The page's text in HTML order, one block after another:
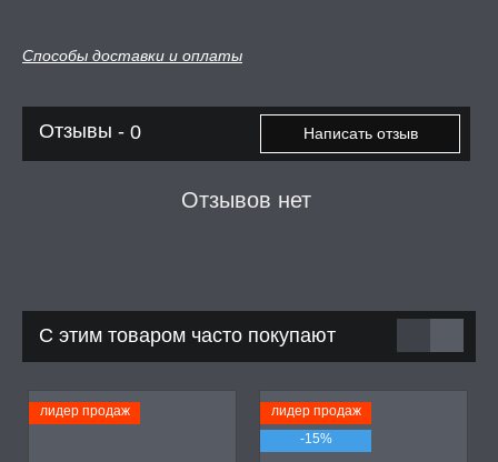
Способы доставки и оплаты
Отзывы - 0 Написать отзыв
Отзывов нет
С этим товаром часто покупают
лидер продаж
лидер продаж
-15%